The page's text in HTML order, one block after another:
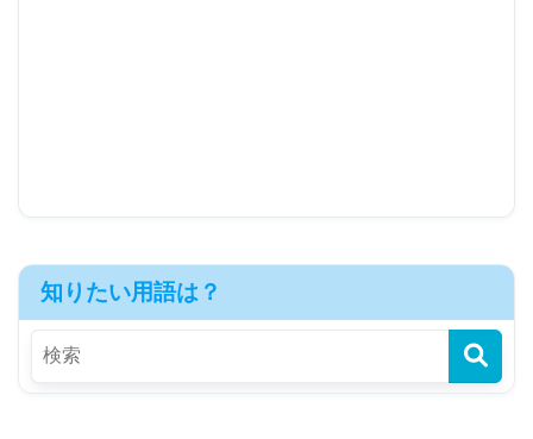
知りたい用語は？